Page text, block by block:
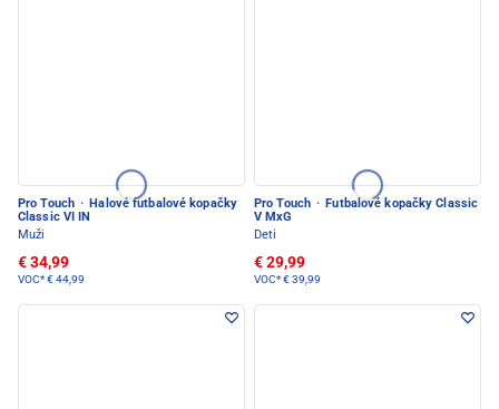
Pro Touch · Halové futbalové kopačky
Classic VI IN
Muži
€ 34,99
VOC*€ 44,99
Pro Touch · Futbalové kopačky Classic
V MxG
Deti
€ 29,99
VOC*€ 39,99